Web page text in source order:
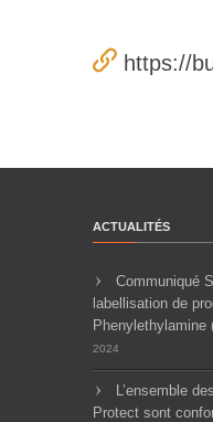
https://
ACTUALITÉS
Communiqué
labellisation de
2024
L’ensemble
Protect sont